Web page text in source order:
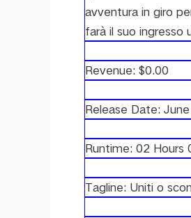
avventura in giro
farà il suo ingresso
Revenue: $0.00
Release Date:
Runtime: 02 Hours
Tagline: Uniti o